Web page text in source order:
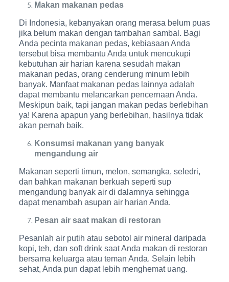
Makan makanan pedas
Di Indonesia, kebanyakan orang merasa belum puas
jika belum makan dengan tambahan sambal. Bagi
Anda pecinta makanan pedas, kebiasaan Anda
tersebut bisa membantu Anda untuk mencukupi
kebutuhan air harian karena sesudah makan
makanan pedas, orang cenderung minum lebih
banyak. Manfaat makanan pedas lainnya adalah
dapat membantu melancarkan pencernaan Anda.
Meskipun baik, tapi jangan makan pedas berlebihan
ya! Karena apapun yang berlebihan, hasilnya tidak
akan pernah baik.
Konsumsi makanan yang banyak
mengandung air
Makanan seperti timun, melon, semangka, seledri,
dan bahkan makanan berkuah seperti sup
mengandung banyak air di dalamnya sehingga
dapat menambah asupan air harian Anda.
Pesan air saat makan di restoran
Pesanlah air putih atau sebotol air mineral daripada
kopi, teh, dan soft drink saat Anda makan di restoran
bersama keluarga atau teman Anda. Selain lebih
sehat, Anda pun dapat lebih menghemat uang.